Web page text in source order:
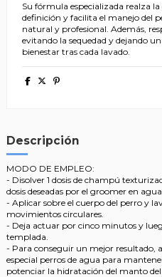
Su fórmula especializada realza
definición y facilita el manejo del
natural y profesional. Además,
evitando la sequedad y dejando
bienestar tras cada lavado.
Descripción
MODO DE EMPLEO:
- Disolver 1 dosis de champú
dosis deseadas por el groomer en
- Aplicar sobre el cuerpo del perro y
movimientos circulares.
- Deja actuar por cinco minutos y
templada.
- Para conseguir un mejor resultado,
especial perros de agua para
potenciar la hidratación del manto del